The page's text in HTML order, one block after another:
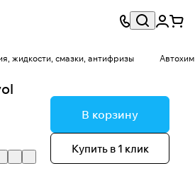
жидкости, смазки, антифризы
В корзину
Купить в 1 клик